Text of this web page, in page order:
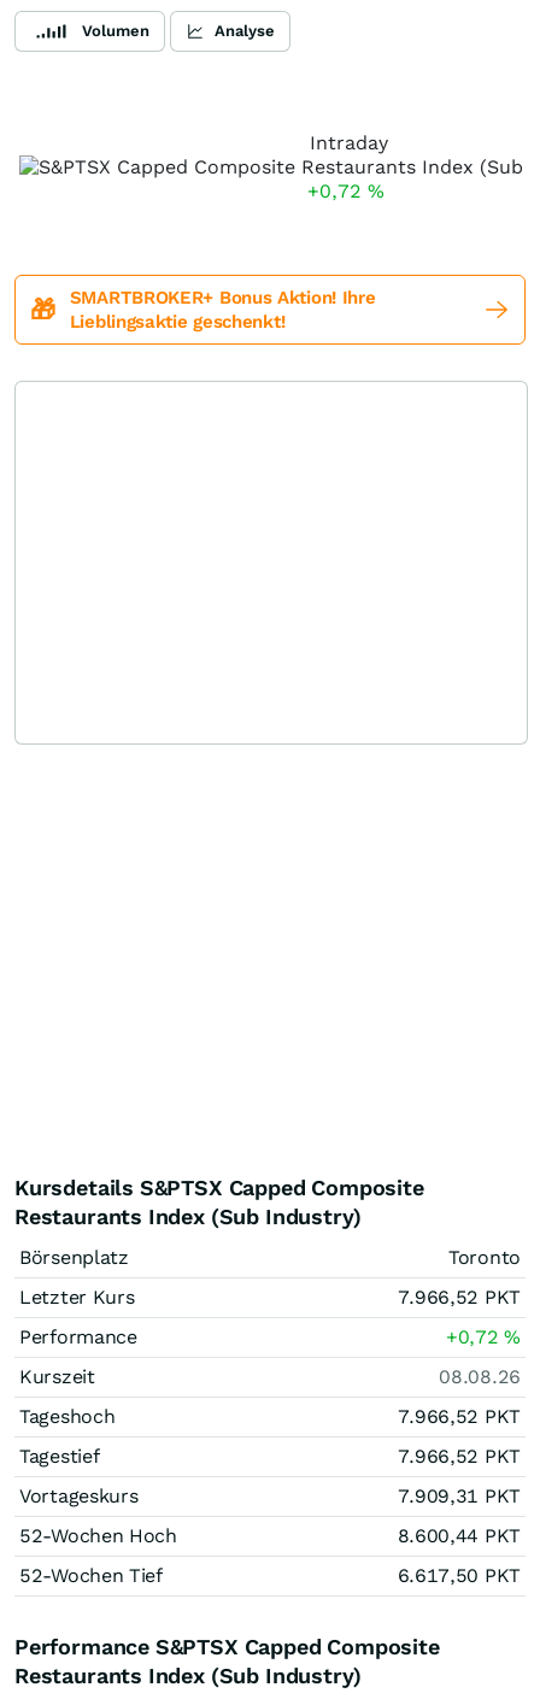
Volumen Analyse
Intraday
+0,72 %
🎁
SMARTBROKER+ Bonus Aktion! Ihre
Lieblingsaktie geschenkt!
Kursdetails S&PTSX Capped Composite
Restaurants Index (Sub Industry)
Börsenplatz
Toronto
Letzter Kurs
7.966,52 PKT
Performance
+0,72%
Kurszeit
08.08.26
Tageshoch
7.966,52 PKT
Tagestief
7.966,52 PKT
Vortageskurs
7.909,31 PKT
52-Wochen Hoch
8.600,44 PKT
52-Wochen Tief
6.617,50 PKT
Performance S&PTSX Capped Composite
Restaurants Index (Sub Industry)